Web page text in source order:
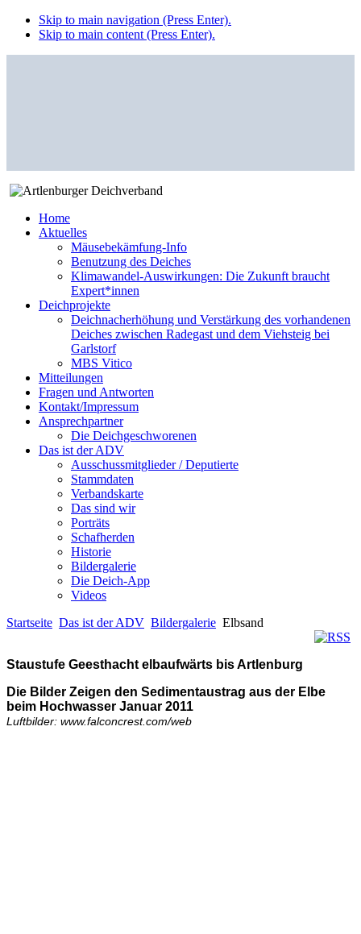
Skip to main navigation (Press Enter).
Skip to main content (Press Enter).
Home
Aktuelles
Mäusebekämfung-Info
Benutzung des Deiches
Klimawandel-Auswirkungen: Die Zukunft braucht
Expert*innen
Deichprojekte
Deichnacherhöhung und Verstärkung des vorhandenen
Deiches zwischen Radegast und dem Viehsteig bei
Garlstorf
MBS Vitico
Mitteilungen
Fragen und Antworten
Kontakt/Impressum
Ansprechpartner
Die Deichgeschworenen
Das ist der ADV
Ausschussmitglieder / Deputierte
Stammdaten
Verbandskarte
Das sind wir
Porträts
Schafherden
Historie
Bildergalerie
Die Deich-App
Videos
Startseite Das ist der ADV Bildergalerie Elbsand
Staustufe Geesthacht elbaufwärts bis Artlenburg
Die Bilder Zeigen den Sedimentaustrag aus der Elbe
beim Hochwasser Januar 2011
Luftbilder: www.falconcrest.com/web